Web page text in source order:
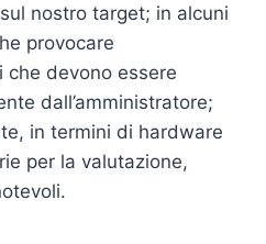
nostro target; in alcuni
provocare
che devono essere
dall’amministratore;
in termini di hardware
per la valutazione,